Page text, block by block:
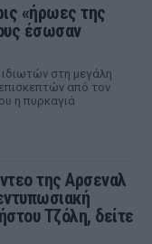
«ήρωες της
έσωσαν
στη μεγάλη
από τον
η πυρκαγιά
της Αρσεναλ
Τζόλη, δείτε